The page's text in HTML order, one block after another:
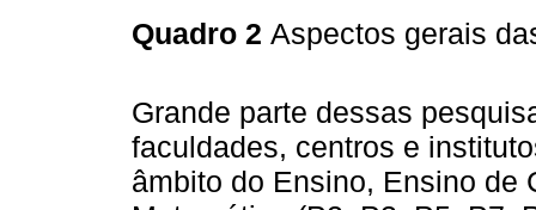
Quadro 2 Aspectos gerais
Grande parte dessas
faculdades, centros e
âmbito do Ensino, Ensino de